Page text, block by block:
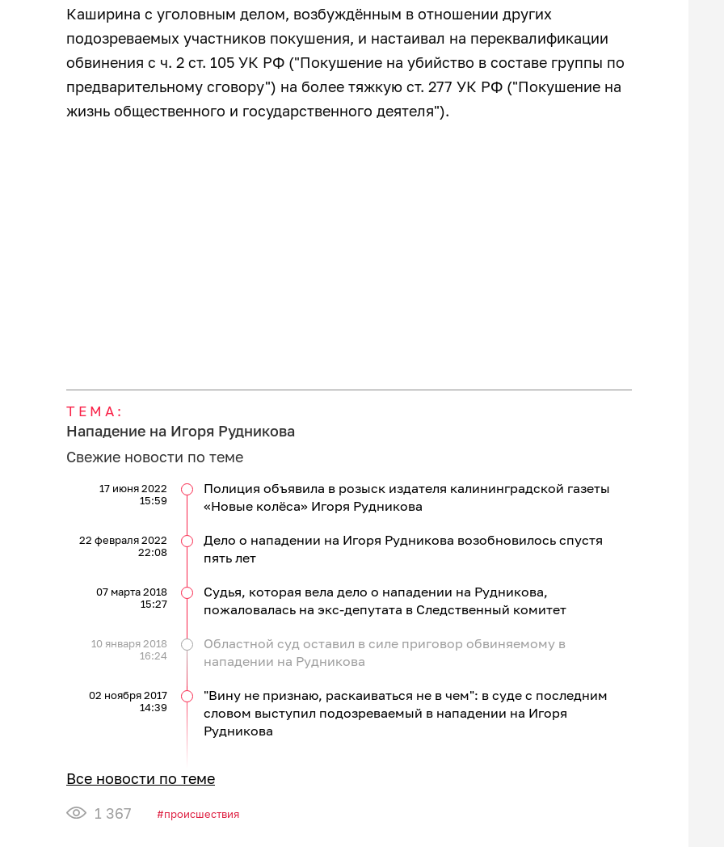
Каширина с уголовным делом, возбуждённым в отношении других
подозреваемых участников покушения, и настаивал на переквалификации
обвинения с ч. 2 ст. 105 УК РФ ("Покушение на убийство в составе группы по
предварительному сговору") на более тяжкую ст. 277 УК РФ ("Покушение на
жизнь общественного и государственного деятеля").
ТЕМА:
Нападение на Игоря Рудникова
Свежие новости по теме
Полиция объявила в розыск издателя калининградской газеты
«Новые колёса» Игоря Рудникова
17 июня 2022
15:59
Дело о нападении на Игоря Рудникова возобновилось спустя
пять лет
22 февраля 2022
22:08
Судья, которая вела дело о нападении на Рудникова,
пожаловалась на экс-депутата в Следственный комитет
07 марта 2018
15:27
Областной суд оставил в силе приговор обвиняемому в
нападении на Рудникова
10 января 2018
16:24
"Вину не признаю, раскаиваться не в чем": в суде с последним
словом выступил подозреваемый в нападении на Игоря
Рудникова
02 ноября 2017
14:39
Все новости по теме
1 367
происшествия